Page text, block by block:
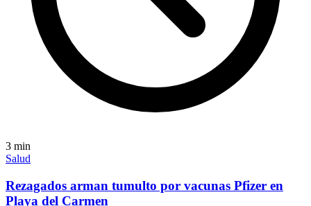
3 min
Salud
Rezagados arman tumulto por vacunas Pfizer en
Playa del Carmen